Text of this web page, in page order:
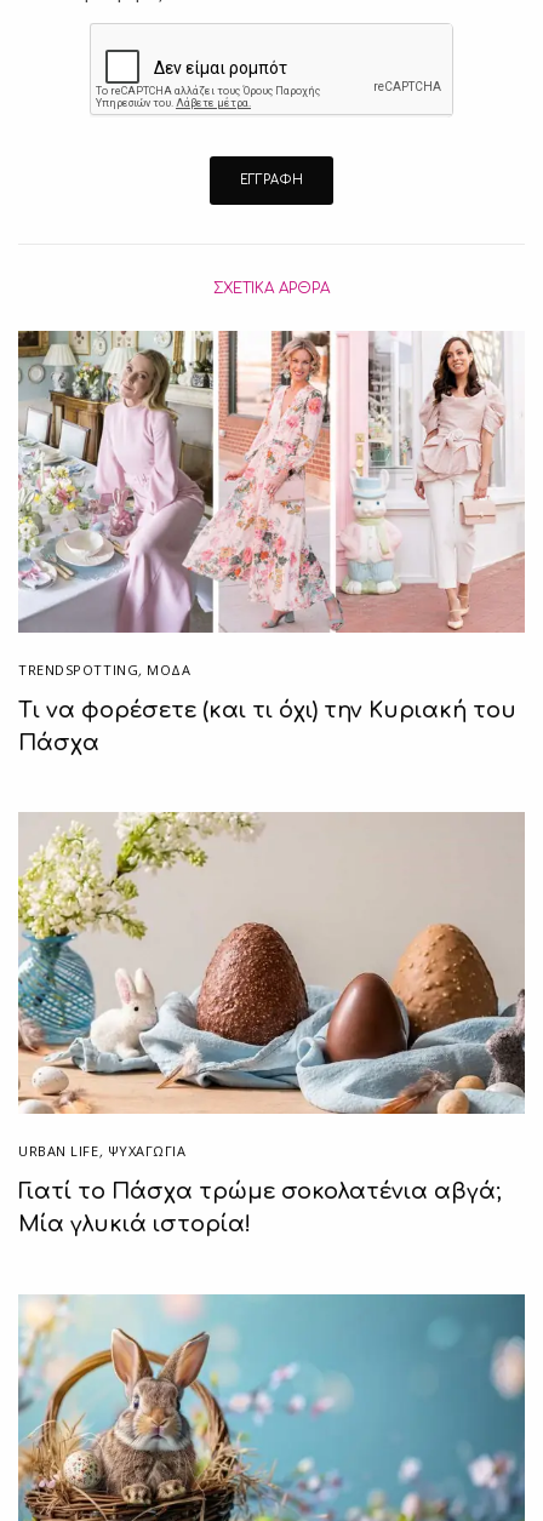
ΣΧΕΤΙΚΆ ΆΡΘΡΑ
TRENDSPOTTING, ΜΟΔΑ
Τι να φορέσετε (και τι όχι) την Κυριακή του
Πάσχα
URBAN LIFE, ΨΥΧΑΓΩΓΙΑ
Γιατί το Πάσχα τρώμε σοκολατένια αβγά;
Μία γλυκιά ιστορία!